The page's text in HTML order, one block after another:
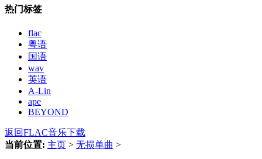
热门标签
flac
粤语
国语
wav
英语
A-Lin
ape
BEYOND
返回FLAC音乐下载
当前位置: 主页 > 无损单曲 >